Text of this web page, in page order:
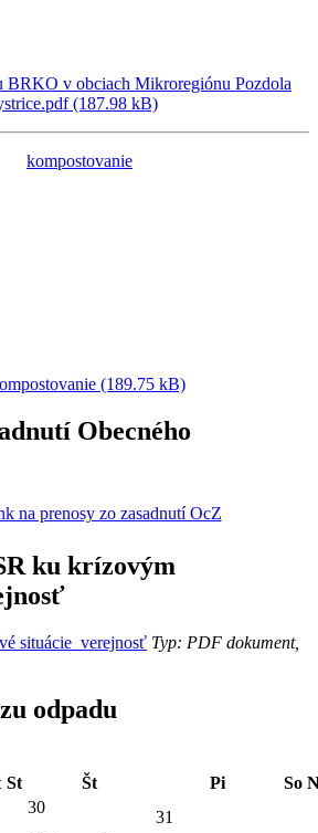
BRKO v obciach Mikroregiónu Pozdola
(187.98 kB)
(189.75 kB)
Obecného
na prenosy zo zasadnutí OcZ
ku krízovým
situácie_verejnosť Typ: PDF dokument,
odpadu
St Št Pi So
30
31